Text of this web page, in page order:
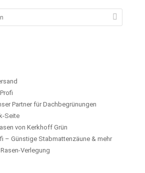
Partner für Dachbegrünungen
Seite
von Kerkhoff Grün
– Günstige Stabmattenzäune & mehr
Verlegung